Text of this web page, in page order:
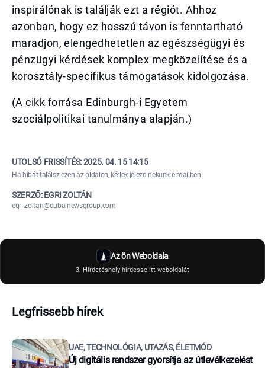
inspirálónak is találják ezt a régiót. Ahhoz
azonban, hogy ez hosszú távon is fenntartható
maradjon, elengedhetetlen az egészségügyi és
pénzügyi kérdések komplex megközelítése és a
korosztály-specifikus támogatások kidolgozása.
(A cikk forrása Edinburgh-i Egyetem
szociálpolitikai tanulmánya alapján.)
UTOLSÓ FRISSÍTÉS:2025. 04. 15 14:15
Ha hibát találsz ezen az oldalon, kérlek jelezd nekünk e-mailben.
SZERZŐ: EGRI ZOLTÁN
egri.zoltan@dubainewsgroup.com
Az ön Weboldala
3. Hirdetéshely hirdesse itt weboldalát
Legfrissebb hírek
UAE, TECHNOLÓGIA, UTAZÁS, ÉLETMÓD
Új digitális rendszer gyorsítja az útlevélkezelést